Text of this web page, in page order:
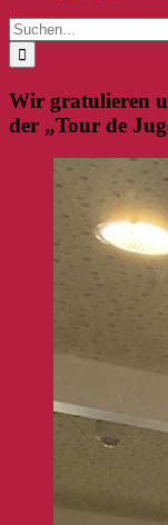
Suche
nach:
Wir gratulieren
der „Tour de
Zeige
grösseres
Bild